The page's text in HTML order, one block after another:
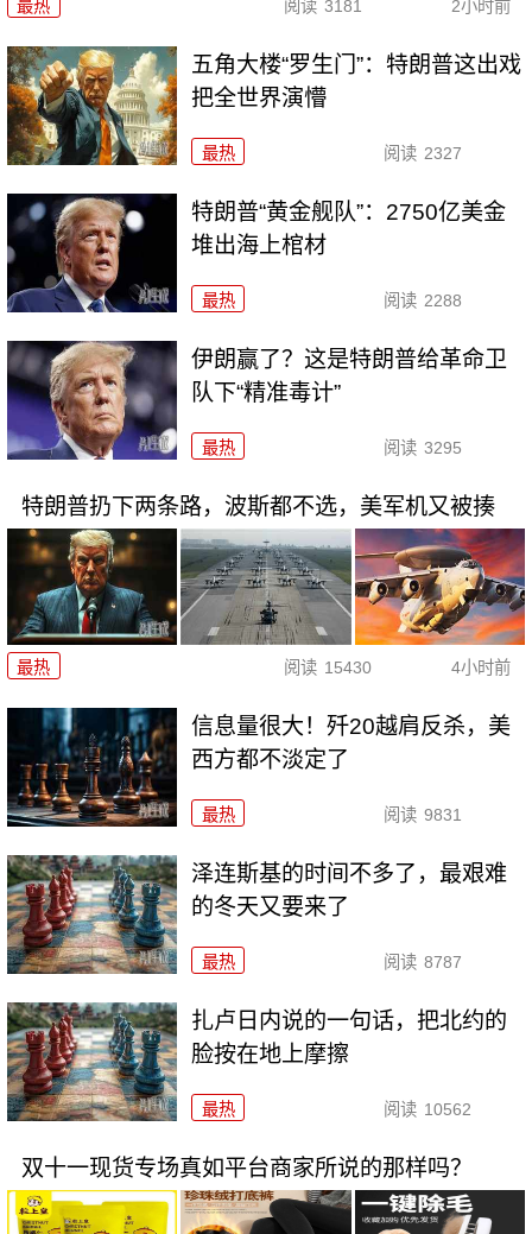
最热 阅读 3181 2小时前
五角大楼“罗生门”：特朗普这出戏
把全世界演懵
最热 阅读 2327
特朗普“黄金舰队”：2750亿美金
堆出海上棺材
最热 阅读 2288
伊朗赢了？这是特朗普给革命卫
队下“精准毒计”
最热 阅读 3295
特朗普扔下两条路，波斯都不选，美军机又被揍
最热 阅读 15430 4小时前
信息量很大！歼20越肩反杀，美
西方都不淡定了
最热 阅读 9831
泽连斯基的时间不多了，最艰难
的冬天又要来了
最热 阅读 8787
扎卢日内说的一句话，把北约的
脸按在地上摩擦
最热 阅读 10562
双十一现货专场真如平台商家所说的那样吗？